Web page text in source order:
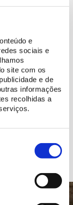
e
sociais e
site com os
e de
informações
recolhidas a